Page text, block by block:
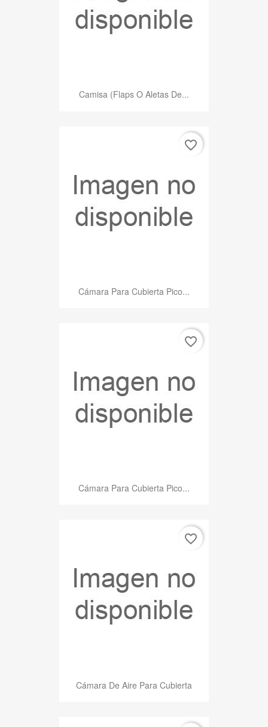
Camisa (Flaps O Aletas De...
Cámara Para Cubierta Pico...
favorite_border
Cámara Para Cubierta Pico...
favorite_border
Cámara De Aire Para Cubierta
favorite_border